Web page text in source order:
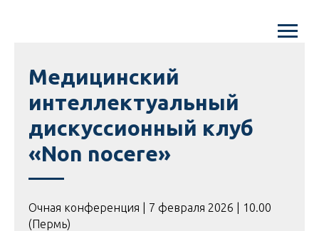
Mедицинский
интеллектуальный
дискуссионный клуб
«Non nocere»
Очная конференция | 7 февраля 2026 | 10.00
(Пермь)